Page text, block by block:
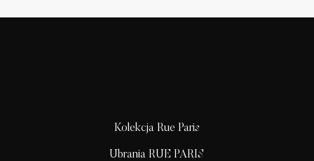
Kolekcja Rue Paris
Ubrania RUE PARIS